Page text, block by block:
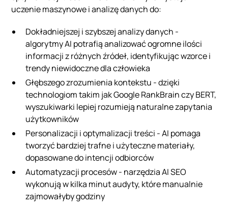
uczenie maszynowe i analizę danych do:
Dokładniejszej i szybszej analizy danych -
algorytmy AI potrafią analizować ogromne ilości
informacji z różnych źródeł, identyfikując wzorce i
trendy niewidoczne dla człowieka
Głębszego zrozumienia kontekstu - dzięki
technologiom takim jak Google RankBrain czy BERT,
wyszukiwarki lepiej rozumieją naturalne zapytania
użytkowników
Personalizacji i optymalizacji treści - AI pomaga
tworzyć bardziej trafne i użyteczne materiały,
dopasowane do intencji odbiorców
Automatyzacji procesów - narzędzia AI SEO
wykonują w kilka minut audyty, które manualnie
zajmowałyby godziny